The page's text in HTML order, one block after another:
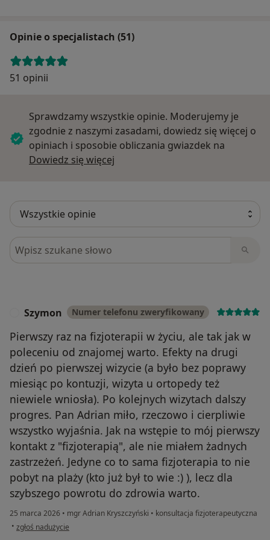
– 260 zł
MASAŻ KLASYCZNY / RELAKSACYJNY - 1 godzina
– 260 zł
Wyżej wymienione terapie – 1,5 godziny
INTEGRACJA STRUKTURALNA DOROSŁYCH I DZIECI
(od 6 roku życia) – 1 godzina
KOSZT POJEDYNCZEJ WIZYTY
– 280 zł
ZABIEG HIRUDOTERAPII
KOSZT POJEDYNCZEJ WIZYTY HIRUDOTERAPII
– 350 zł
WKŁADKI ORTOPEDYCZNE
(ICB Medical)
BADANIE + DOPASOWANIE WKŁADEK + PARA WKŁADEK
Opinie o specjalistach (51)
51 opinii
Sprawdzamy wszystkie opinie. Moderujemy je
zgodnie z naszymi zasadami, dowiedz się więcej o
opiniach i sposobie obliczania gwiazdek na
Dowiedz się więcej
Szukaj w opiniach
Szymon Numer telefonu zweryfikowany
Pierwszy raz na fizjoterapii w życiu, ale tak jak w
poleceniu od znajomej warto. Efekty na drugi
dzień po pierwszej wizycie (a było bez poprawy
miesiąc po kontuzji, wizyta u ortopedy też
niewiele wniosła). Po kolejnych wizytach dalszy
progres. Pan Adrian miło, rzeczowo i cierpliwie
wszystko wyjaśnia. Jak na wstępie to mój pierwszy
kontakt z "fizjoterapią", ale nie miałem żadnych
zastrzeżeń. Jedyne co to sama fizjoterapia to nie
pobyt na plaży (kto już był to wie :) ), lecz dla
szybszego powrotu do zdrowia warto.
25 marca 2026 • mgr Adrian Kryszczyński • konsultacja fizjoterapeutyczna
• w opinii użytkownika Szymon
zgłoś nadużycie